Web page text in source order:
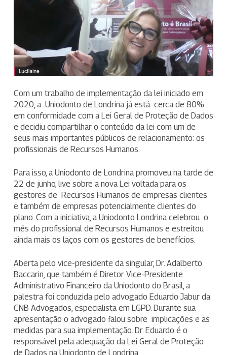
Com um trabalho de implementação da lei iniciado em
2020, a Uniodonto de Londrina já está cerca de 80%
em conformidade com a Lei Geral de Proteção de Dados
e decidiu compartilhar o conteúdo da lei com um de
seus mais importantes públicos de relacionamento: os
profissionais de Recursos Humanos.
Para isso, a Uniodonto de Londrina promoveu na tarde de
22 de junho, live sobre a nova Lei voltada para os
gestores de Recursos Humanos de empresas clientes
e também de empresas potencialmente clientes do
plano. Com a iniciativa, a Uniodonto Londrina celebrou o
mês do profissional de Recursos Humanos e estreitou
ainda mais os laços com os gestores de benefícios.
Aberta pelo vice-presidente da singular, Dr. Adalberto
Baccarin, que também é Diretor Vice-Presidente
Administrativo Financeiro da Uniodonto do Brasil, a
palestra foi conduzida pelo advogado Eduardo Jabur da
CNB Advogados, especialista em LGPD. Durante sua
apresentação o advogado falou sobre implicações e as
medidas para sua implementação. Dr. Eduardo é o
responsável pela adequação da Lei Geral de Proteção
de Dados na Uniodonto de Londrina.